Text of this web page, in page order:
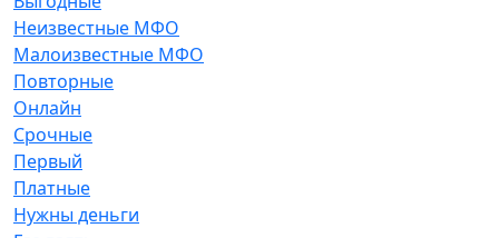
Неизвестные МФО
Малоизвестные МФО
Повторные
Онлайн
Срочные
Первый
Платные
Нужны деньги